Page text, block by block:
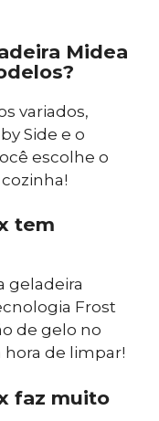
Midea
variados,
Side e o
escolhe o
tem
geladeira
Frost
de gelo no
hora de limpar!
faz muito